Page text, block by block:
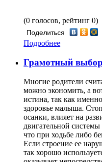
(0 голосов, рейтинг 0)
Поделиться
Подробнее
Грамотный
Многие родители
можно экономить, а
истина, так как
здоровье малыша.
осанки, влияет на
двигательной
что при ходьбе либо
Если строение ее
так хорошо